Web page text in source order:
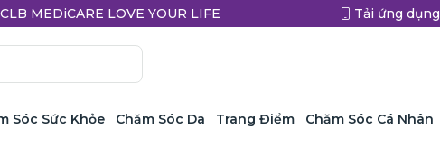
MEDiCARE LOVE YOUR LIFE Tải ứng dụng
Sóc Sức Khỏe Chăm Sóc Da Trang Điểm Chăm Sóc Cá Nhân